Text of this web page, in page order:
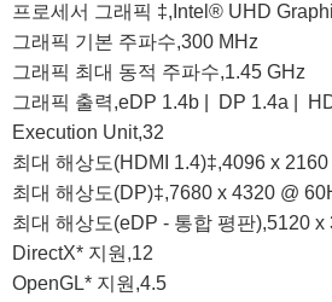
프로세서 그래픽 ‡,Intel® UHD
그래픽 기본 주파수,300 MHz
그래픽 최대 동적 주파수,1.45 GHz
그래픽 출력,eDP 1.4b |  DP 1.4a |
Execution Unit,32
최대 해상도(HDMI 1.4)‡,4096 x
최대 해상도(DP)‡,7680 x 4320 @
최대 해상도(eDP - 통합 평판),5120 x
DirectX* 지원,12
OpenGL* 지원,4.5